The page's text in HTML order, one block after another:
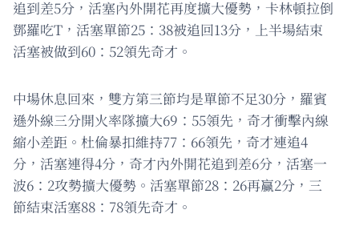
追到差5分，活塞內外開花再度擴大優勢，卡林頓拉倒
鄧羅吃T，活塞單節25：38被追回13分，上半場結束
活塞被做到60：52領先奇才。
中場休息回來，雙方第三節均是單節不足30分，羅賓
遜外線三分開火率隊擴大69：55領先，奇才衝擊內線
縮小差距。杜倫暴扣維持77：66領先，奇才連追4
分，活塞連得4分，奇才內外開花追到差6分，活塞一
波6：2攻勢擴大優勢。活塞單節28：26再贏2分，三
節結束活塞88：78領先奇才。